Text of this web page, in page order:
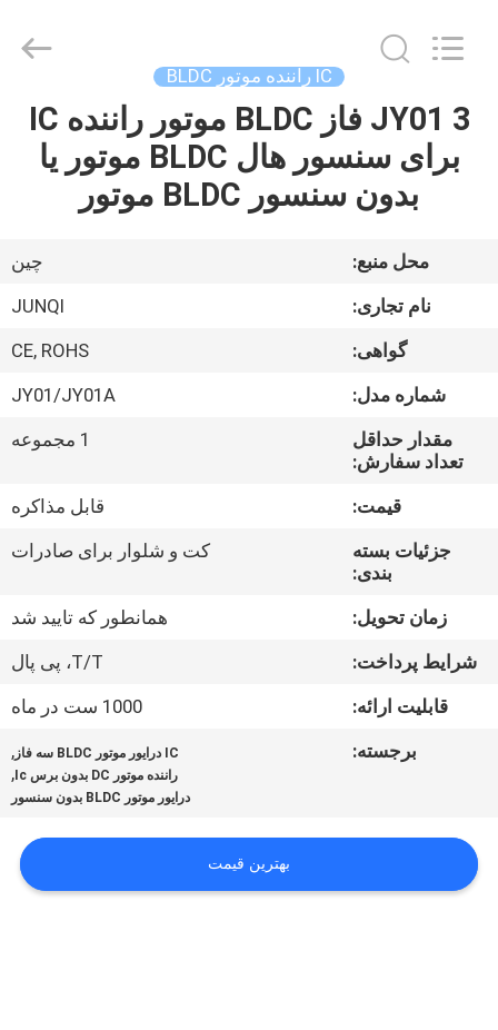
خونه
محصولات
درباره
کارخانه
کنترل
تماس
بگیرید
درخواست
نقل قول
International
Rights
Reserved.
IC راننده موتور BLDC
JY01 3 فاز BLDC موتور راننده IC
برای سنسور هال BLDC موتور یا
بدون سنسور BLDC موتور
محل منبع:
چین
نام تجاری:
JUNQI
گواهی:
CE, ROHS
شماره مدل:
JY01/JY01A
مقدار حداقل
تعداد سفارش:
1 مجموعه
قیمت:
قابل مذاکره
جزئیات بسته
بندی:
کت و شلوار برای صادرات
زمان تحویل:
همانطور که تایید شد
شرایط پرداخت:
T/T، پی پال
قابلیت ارائه:
1000 ست در ماه
برجسته:
IC درایور موتور BLDC سه فاز ,
راننده موتور DC بدون برس Ic ,
درایور موتور BLDC بدون سنسور
بهترین قیمت